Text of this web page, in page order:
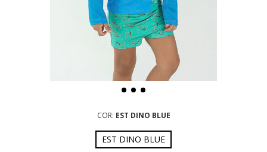
COR: EST DINO BLUE
EST DINO BLUE